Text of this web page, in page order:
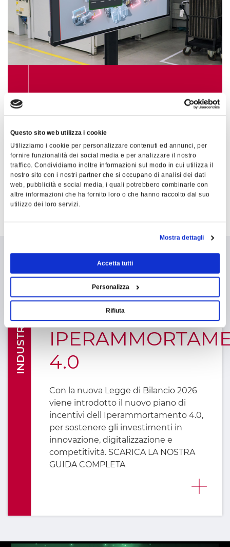
Questo sito web utilizza i cookie
Utilizziamo i cookie per personalizzare contenuti ed annunci, per
fornire funzionalità dei social media e per analizzare il nostro
traffico. Condividiamo inoltre informazioni sul modo in cui utilizza il
nostro sito con i nostri partner che si occupano di analisi dei dati
web, pubblicità e social media, i quali potrebbero combinarle con
altre informazioni che ha fornito loro o che hanno raccolto dal suo
utilizzo dei loro servizi.
Mostra dettagli
Accetta tutti
Personalizza
Rifiuta
WEBINAR
Webinar | Stain Synoptic &
SCOPRI DI PIÙ
INDUSTRIA 4.0
4.0
Con la nuova Legge di Bilancio 2026
viene introdotto il nuovo piano di
incentivi dell Iperammortamento 4.0,
per sostenere gli investimenti in
innovazione, digitalizzazione e
competitività. SCARICA LA NOSTRA
GUIDA COMPLETA
SCOPRI
DI